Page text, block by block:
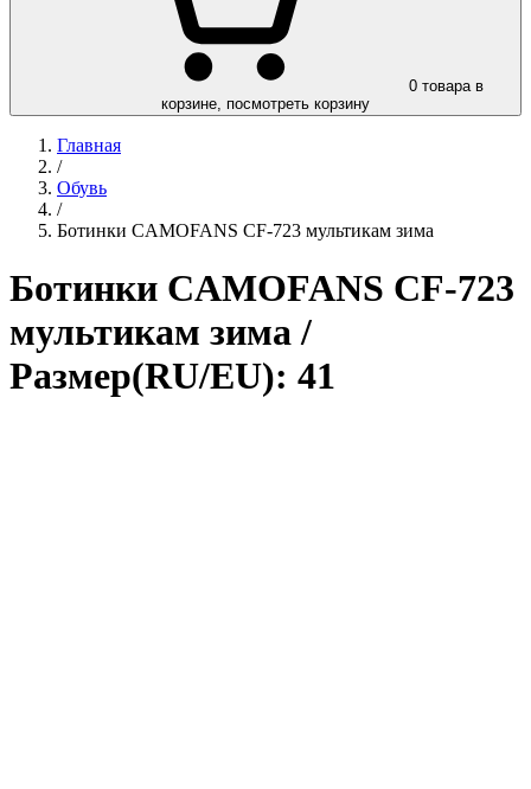
0 товара в
корзине, посмотреть корзину
Главная
/
Обувь
/
Ботинки CAMOFANS СF-723 мультикам зима
Ботинки CAMOFANS СF-723
мультикам зима/
Размер(RU/EU): 41